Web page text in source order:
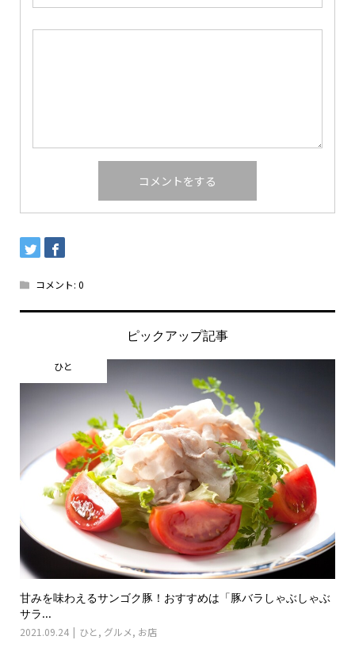
コメント: 0
ピックアップ記事
ひと
甘みを味わえるサンゴク豚！おすすめは「豚バラしゃぶしゃぶ
サラ...
2021.09.24 ひと , グルメ, お店